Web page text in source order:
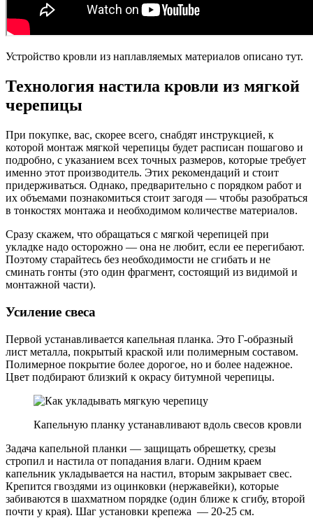
Устройство кровли из наплавляемых материалов описано тут.
Технология настила кровли из мягкой
черепицы
При покупке, вас, скорее всего, снабдят инструкцией, к
которой монтаж мягкой черепицы будет расписан пошагово и
подробно, с указанием всех точных размеров, которые требует
именно этот производитель. Этих рекомендаций и стоит
придерживаться. Однако, предварительно с порядком работ и
их объемами познакомиться стоит загодя — чтобы разобраться
в тонкостях монтажа и необходимом количестве материалов.
Сразу скажем, что обращаться с мягкой черепицей при
укладке надо осторожно — она не любит, если ее перегибают.
Поэтому старайтесь без необходимости не сгибать и не
сминать гонты (это один фрагмент, состоящий из видимой и
монтажной части).
Усиление свеса
Первой устанавливается капельная планка. Это Г-образный
лист металла, покрытый краской или полимерным составом.
Полимерное покрытие более дорогое, но и более надежное.
Цвет подбирают близкий к окрасу битумной черепицы.
Капельную планку устанавливают вдоль свесов кровли
Задача капельной планки — защищать обрешетку, срезы
стропил и настила от попадания влаги. Одним краем
капельник укладывается на настил, вторым закрывает свес.
Крепится гвоздями из оцинковки (нержавейки), которые
забиваются в шахматном порядке (один ближе к сгибу, второй
почти у края). Шаг установки крепежа — 20-25 см.